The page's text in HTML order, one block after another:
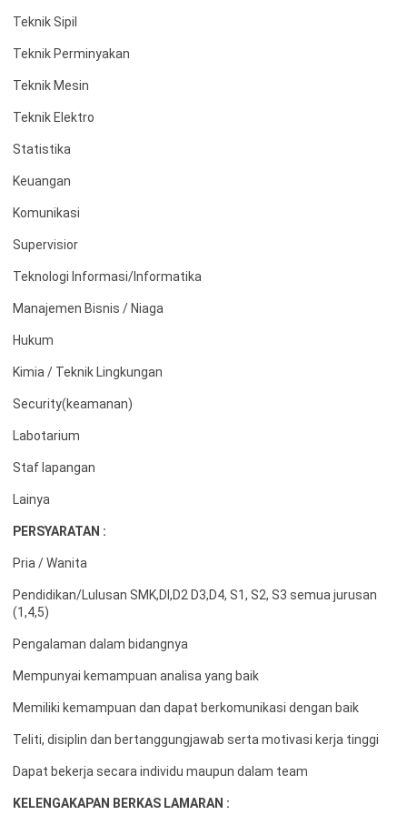
Teknik Sipil
Teknik Perminyakan
Teknik Mesin
Teknik Elektro
Statistika
Keuangan
Komunikasi
Supervisior
Teknologi Informasi/Informatika
Manajemen Bisnis / Niaga
Hukum
Kimia / Teknik Lingkungan
Security(keamanan)
Labotarium
Staf lapangan
Lainya
PERSYARATAN :
Pria / Wanita
Pendidikan/Lulusan SMK,DI,D2 D3,D4, S1, S2, S3 semua jurusan
(1,4,5)
Pengalaman dalam bidangnya
Mempunyai kemampuan analisa yang baik
Memiliki kemampuan dan dapat berkomunikasi dengan baik
Teliti, disiplin dan bertanggungjawab serta motivasi kerja tinggi
Dapat bekerja secara individu maupun dalam team
KELENGAKAPAN BERKAS LAMARAN :